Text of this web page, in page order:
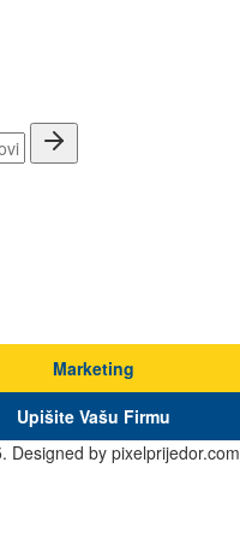
Marketing
Upišite Vašu Firmu
Designed by pixelprijedor.com